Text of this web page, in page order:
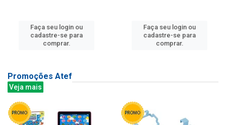
Faça seu login ou
cadastre-se para
comprar.
Faça seu login ou
cadastre-se para
comprar.
Promoções Atef
Veja mais